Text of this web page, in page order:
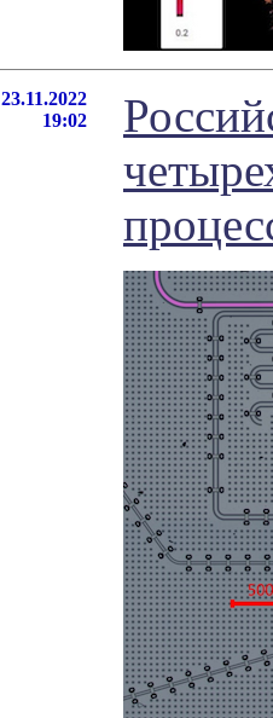
23.11.2022
19:02